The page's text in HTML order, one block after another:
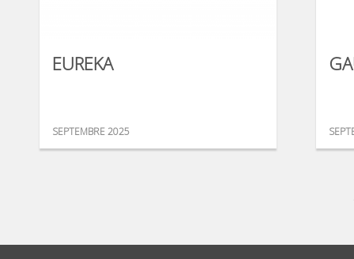
EUREKA
SEPTEMBRE 2025